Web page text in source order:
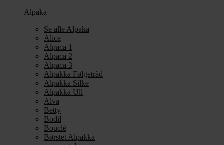
Alpaka
Se alle Alpaka
Alice
Alpaca 1
Alpaca 2
Alpaca 3
Alpakka Følgetråd
Alpakka Silke
Alpakka Ull
Alva
Betty
Bodil
Bouclé
Børstet Alpakka